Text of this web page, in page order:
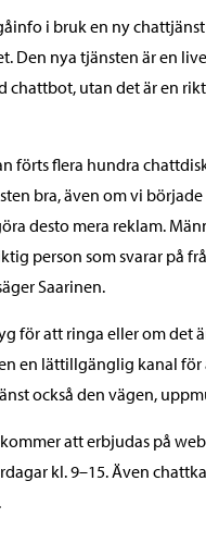
i bruk en ny
Den nya tjänsten är en
chattbot, utan det är en
förts flera hundra
bra, även om vi
desto mera reklam.
person som svarar på
Saarinen.
för att ringa eller om det
en lättillgänglig kanal
också den vägen,
att erbjudas på
kl. 9–15. Även